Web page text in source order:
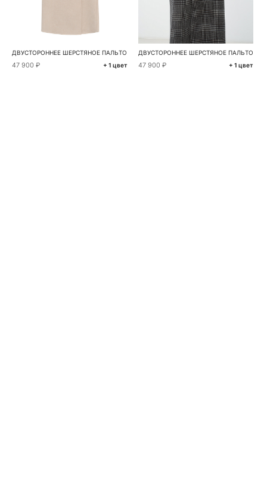
ДВУСТОРОННЕЕ ШЕРСТЯНОЕ ПАЛЬТО
47 900 ₽ + 1 цвет
ДВУСТОРОННЕЕ ШЕРСТЯНОЕ ПАЛЬТО
47 900 ₽ + 1 цвет